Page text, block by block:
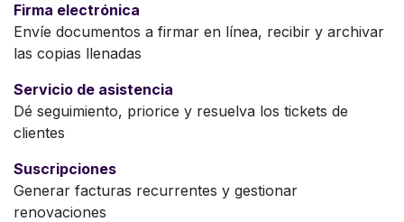
Firma electrónica
Envíe documentos a firmar en línea, recibir y archivar
las copias llenadas
Servicio de asistencia
Dé seguimiento, priorice y resuelva los tickets de
clientes
Suscripciones
Generar facturas recurrentes y gestionar
renovaciones